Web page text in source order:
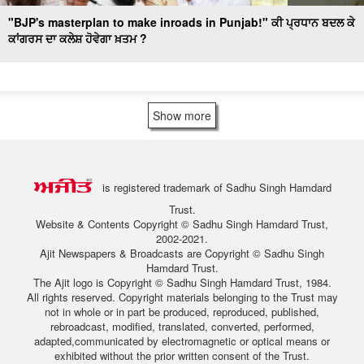
"BJP's masterplan to make inroads in Punjab!" ਕੀ ਪ੍ਰਧਾਨ ਬਦਲ ਕੇ
ਕਾਂਗਰਸ ਦਾ ਕਲੇਸ਼ ਹੋਵੇਗਾ ਖ਼ਤਮ ?
Show more
is registered trademark of Sadhu Singh Hamdard
Trust.
Website & Contents Copyright © Sadhu Singh Hamdard Trust,
2002-2021.
Ajit Newspapers & Broadcasts are Copyright © Sadhu Singh
Hamdard Trust.
The Ajit logo is Copyright © Sadhu Singh Hamdard Trust, 1984.
All rights reserved. Copyright materials belonging to the Trust may
not in whole or in part be produced, reproduced, published,
rebroadcast, modified, translated, converted, performed,
adapted,communicated by electromagnetic or optical means or
exhibited without the prior written consent of the Trust.